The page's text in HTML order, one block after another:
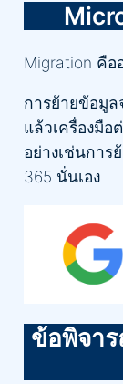
Migration คือ
การย้ายข้อมู
แล้วเครื่องมือ
อย่างเช่นการ
365 นั่นเอง
ข้อพิจา